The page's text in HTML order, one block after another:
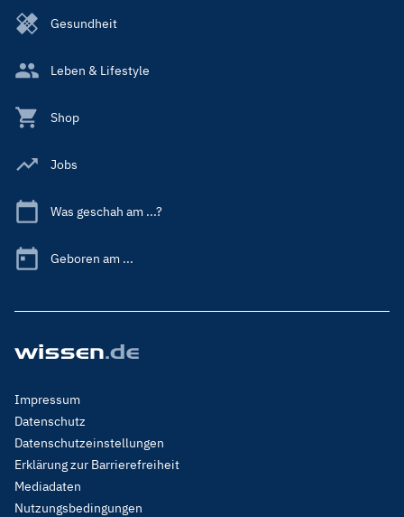
Gesundheit
Leben & Lifestyle
Shop
Jobs
Was geschah am ...?
Geboren am ...
Footer
Menu
Legal
Impressum
Datenschutz
Datenschutzeinstellungen
Erklärung zur Barrierefreiheit
Mediadaten
Nutzungsbedingungen